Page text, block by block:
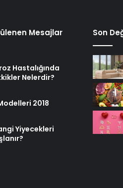
Mesajlar
Hastalığında
Nelerdir?
2018
Yiyecekleri
Son